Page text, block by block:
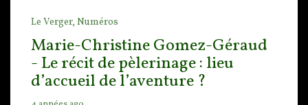
Le Verger, Numéros
Marie-Christine Gomez-Géraud
- Le récit de pèlerinage : lieu
d’accueil de l’aventure ?